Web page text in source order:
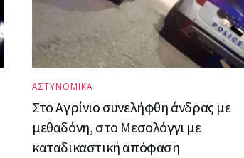
ΑΣΤΥΝΟΜΙΚΑ
Στο Αγρίνιο συνελήφθη άνδρας με
μεθαδόνη, στο Μεσολόγγι με
καταδικαστική απόφαση